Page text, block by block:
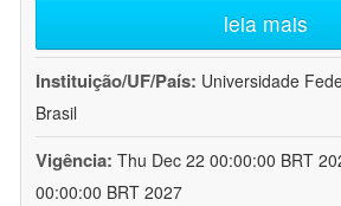
leia mais
Instituição/UF/País: Universidade
Brasil
Vigência: Thu Dec 22 00:00:00 BRT
00:00:00 BRT 2027